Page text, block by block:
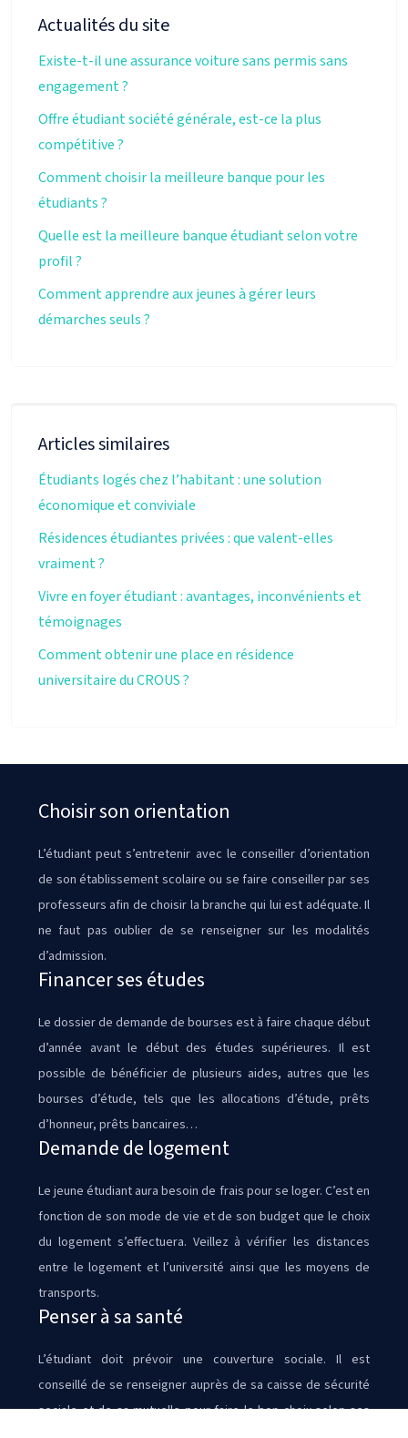
Actualités du site
Existe-t-il une assurance voiture sans permis sans
engagement ?
Offre étudiant société générale, est-ce la plus
compétitive ?
Comment choisir la meilleure banque pour les
étudiants ?
Quelle est la meilleure banque étudiant selon votre
profil ?
Comment apprendre aux jeunes à gérer leurs
démarches seuls ?
Articles similaires
Étudiants logés chez l’habitant : une solution
économique et conviviale
Résidences étudiantes privées : que valent-elles
vraiment ?
Vivre en foyer étudiant : avantages, inconvénients et
témoignages
Comment obtenir une place en résidence
universitaire du CROUS ?
Choisir son orientation
L’étudiant peut s’entretenir avec le conseiller d’orientation
de son établissement scolaire ou se faire conseiller par ses
professeurs afin de choisir la branche qui lui est adéquate. Il
ne faut pas oublier de se renseigner sur les modalités
d’admission.
Financer ses études
Le dossier de demande de bourses est à faire chaque début
d’année avant le début des études supérieures. Il est
possible de bénéficier de plusieurs aides, autres que les
bourses d’étude, tels que les allocations d’étude, prêts
d’honneur, prêts bancaires…
Demande de logement
Le jeune étudiant aura besoin de frais pour se loger. C’est en
fonction de son mode de vie et de son budget que le choix
du logement s’effectuera. Veillez à vérifier les distances
entre le logement et l’université ainsi que les moyens de
transports.
Penser à sa santé
L’étudiant doit prévoir une couverture sociale. Il est
conseillé de se renseigner auprès de sa caisse de sécurité
sociale et de sa mutuelle pour faire le bon choix selon ses